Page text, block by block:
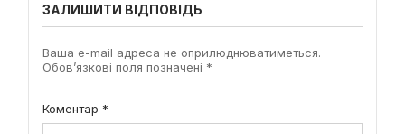
ЗАЛИШИТИ ВІДПОВІДЬ
Ваша e-mail адреса не оприлюднюватиметься.
Обов’язкові поля позначені *
Коментар *